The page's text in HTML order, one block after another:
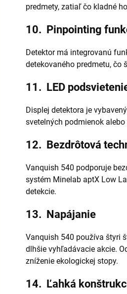
predmety, zatiaľ čo kladné
10. Pinpointing
Detektor má integrovanú
detekovaného predmetu, čo
11. LED
Displej detektora je
svetelných podmienok alebo
12. Bezdrôtová
Vanquish 540 podporuje
systém Minelab aptX Low
detekcie.
13. Napájanie
Vanquish 540 používa štyri
dlhšie vyhľadávacie akcie.
zníženie ekologickej stopy.
14. Ľahká